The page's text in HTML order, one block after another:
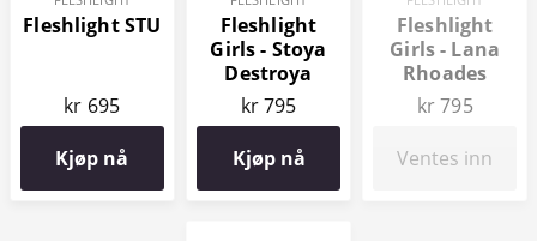
Fleshlight STU
kr 695
Kjøp nå
Fleshlight
Girls - Stoya
Destroya
Signature
Collection
kr 795
Kjøp nå
Fleshlight
Girls - Lana
Rhoades
Destiny
Signature
Collection
kr 795
Ventes inn